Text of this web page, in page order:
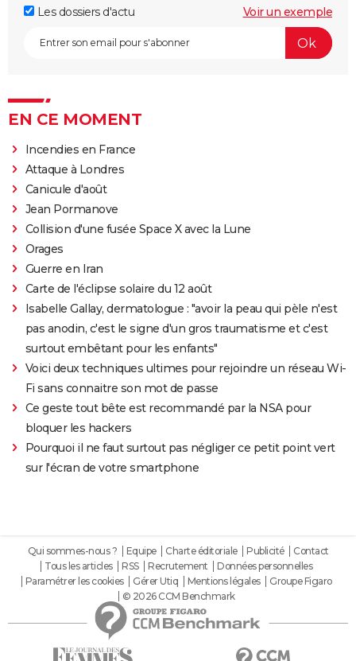
Les dossiers d'actu
Voir un exemple
EN CE MOMENT
Incendies en France
Attaque à Londres
Canicule d'août
Jean Pormanove
Collision d'une fusée Space X avec la Lune
Orages
Guerre en Iran
Carte de l'éclipse solaire du 12 août
Isabelle Gallay, dermatologue : "avoir la peau qui pèle n'est
pas anodin, c'est le signe d'un gros traumatisme et c'est
surtout embêtant pour les enfants"
Voici deux techniques ultimes pour rejoindre un réseau Wi-
Fi sans connaitre son mot de passe
Ce geste tout bête est recommandé par la NSA pour
bloquer les hackers
Pourquoi il ne faut surtout pas négliger ce petit point vert
sur l'écran de votre smartphone
Qui sommes-nous ? Equipe Charte éditoriale Publicité
Contact
Tous les articles
RSS Recrutement
Données personnelles
Paramétrer les cookies
Gérer Utiq Mentions légales
Groupe Figaro
© 2026 CCM Benchmark